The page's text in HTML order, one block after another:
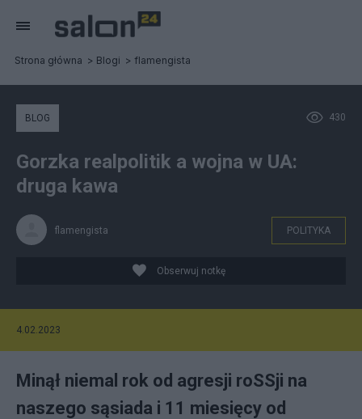
Strona główna Blogi flamengista
430
BLOG
Gorzka realpolitik a wojna w UA:
druga kawa
flamengista POLITYKA
Obserwuj notkę
4.02.2023
Minął niemal rok od agresji roSSji na
naszego sąsiada i 11 miesięcy od